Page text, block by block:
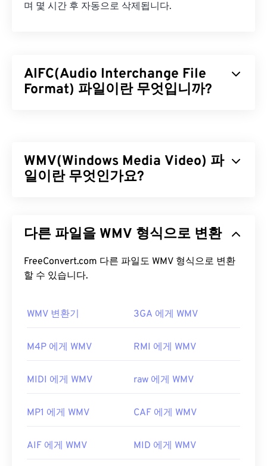
며 몇 시간 후 자동으로 삭제됩니다.
AIFC(Audio Interchange File
Format) 파일이란 무엇입니까?
AIFF의 파일 확장자가 호환되는 것처럼 보이지만,
"C"로 끝나는 것이 올바른 명칭입니다.
AIFC 파일을 여는 데 가장 좋은 프로그램은iTunes
입니다. 또 다른 좋은 선택은VLC 미디어 플레이어
인데, Mac OS X와 ​​모바일을 포함한 대부분의 플랫폼
에서 작동하는 안정적인 프로그램입니다.
최초 출시: 1988
https://en.wikipedia.org/wiki/오디오_교환_파일_포
WMV(Windows Media Video) 파
일이란 무엇인가요?
축하여 비디오 화질을 유지하면서 관리하기 쉬운 파
라는 디지털 컨테이너 형식은 WMV 파일을 캡슐화하
는 경우가 많습니다.
WMV 파일을 어떻게 여나요?
열고 읽을 수 있습니다. WMV 파일을 여는 데 가장 좋
니다. Microsoft에서 WMV와 ASF를 개발했으며, 오
늘날 온라인에서 많은 비디오가 WMV 파일입니다.
어 파일을 재생할 수 있는 또 다른 신뢰할 수 있는 옵
WMV는 다른 비디오 파일 형식으로도 쉽게 변환할 수
다른 파일을 WMV 형식으로 변환
FreeConvert.com 다른 파일도 WMV 형식으로 변환
할 수 있습니다.
WMV 변환기 3GA 에게 WMV
M4P 에게 WMV RMI 에게 WMV
MIDI 에게 WMV raw 에게 WMV
MP1 에게 WMV CAF 에게 WMV
AIF 에게 WMV MID 에게 WMV